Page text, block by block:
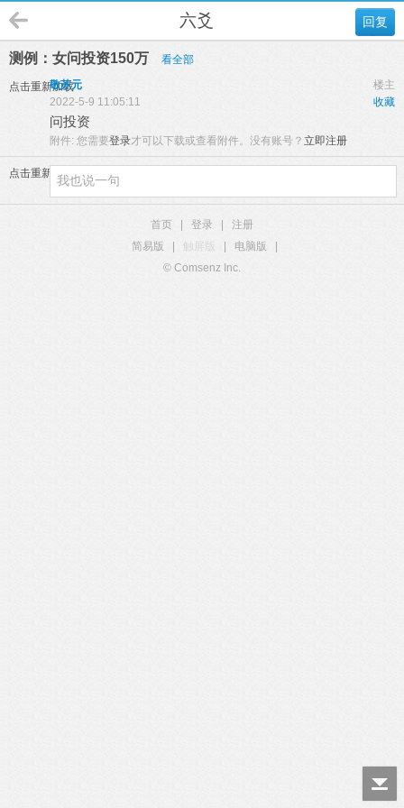
回复
六爻
测例：女问投资150万 看全部
点击重新加载 楼主
敬苏元
收藏
2022-5-9 11:05:11
问投资
附件: 您需要登录才可以下载或查看附件。没有账号？ 立即注册
点击重新加载
首页 登录
注册
简易版
触屏版 电脑版
© Comsenz Inc.